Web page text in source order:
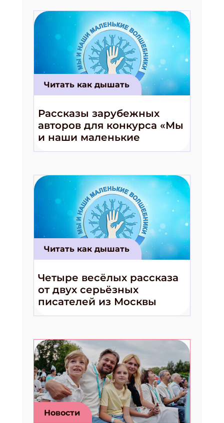
Читать как дышать
Рассказы зарубежных
авторов для конкурса «Мы
и наши маленькие
волшебники!»
Читать как дышать
Четыре весёлых рассказа
от двух серьёзных
писателей из Москвы
Новости
Подпишись на рассылку
Получи электронный "Классный журнал" в подарок!
Укажите имя
Укажите Ваш Email